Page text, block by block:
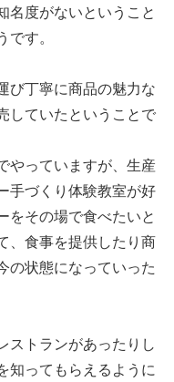
名度がないということ
す。
び丁寧に商品の魅力な
していたということで
やっていますが、生産
手づくり体験教室が好
をその場で食べたいと
、食事を提供したり商
の状態になっていった
ストランがあったりし
知ってもらえるように